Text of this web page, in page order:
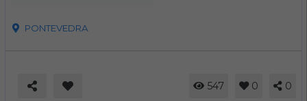
PONTEVEDRA
547 0 0